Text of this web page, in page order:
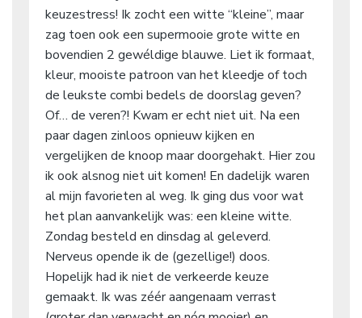
keuzestress! Ik zocht een witte “kleine”, maar
zag toen ook een supermooie grote witte en
bovendien 2 gewéldige blauwe. Liet ik formaat,
kleur, mooiste patroon van het kleedje of toch
de leukste combi bedels de doorslag geven?
Of… de veren?! Kwam er echt niet uit. Na een
paar dagen zinloos opnieuw kijken en
vergelijken de knoop maar doorgehakt. Hier zou
ik ook alsnog niet uit komen! En dadelijk waren
al mijn favorieten al weg. Ik ging dus voor wat
het plan aanvankelijk was: een kleine witte.
Zondag besteld en dinsdag al geleverd.
Nerveus opende ik de (gezellige!) doos.
Hopelijk had ik niet de verkeerde keuze
gemaakt. Ik was zéér aangenaam verrast